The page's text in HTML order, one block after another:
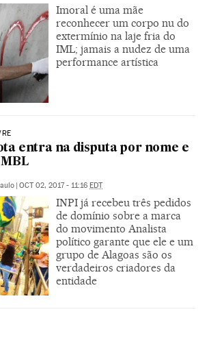
Imoral é uma mãe
reconhecer um corpo nu do
extermínio na laje fria do
IML; jamais a nudez de uma
performance artística
entra na disputa por nome e
| OCT 02, 2017 - 11:16 EDT
INPI já recebeu três pedidos
de domínio sobre a marca
do movimento Analista
político garante que ele e um
grupo de Alagoas são os
verdadeiros criadores da
entidade